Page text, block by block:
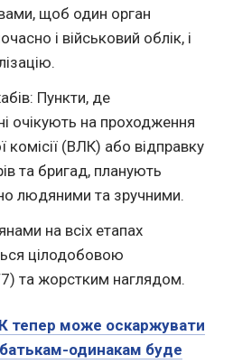
щоб один орган
і військовий облік, і
Пункти, де
очікують на проходження
комісії (ВЛК) або відправку
та бригад, планують
людяними та зручними.
на всіх етапах
цілодобовою
та жорстким наглядом.
тепер може оскаржувати
батькам-одинакам буде